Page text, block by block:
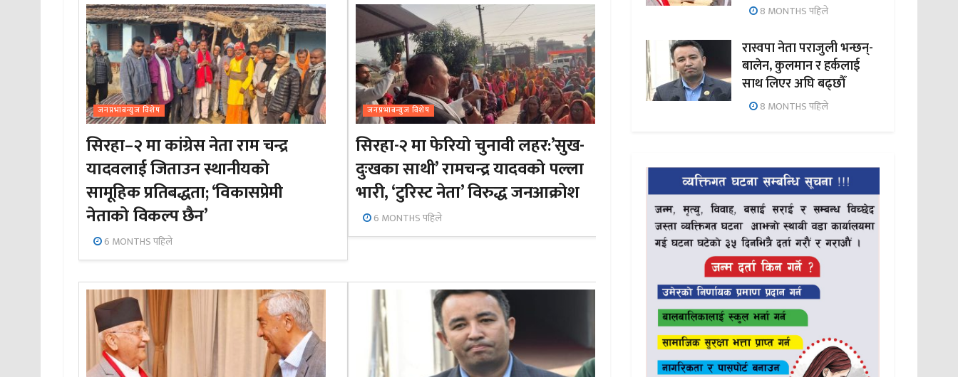
जनप्रभाबन्युज विशेष
सिरहा–२ मा कांग्रेस नेता राम चन्द्र
यादवलाई जिताउन स्थानीयको
सामूहिक प्रतिबद्धता; ‘विकासप्रेमी
नेताको विकल्प छैन’
6 MONTHS पहिले
जनप्रभाबन्युज विशेष
सिरहा-२ मा फेरियो चुनावी लहर:’सुख-
दुःखका साथी’ रामचन्द्र यादवको पल्ला
भारी, ‘टुरिस्ट नेता’ विरुद्ध जनआक्रोश
6 MONTHS पहिले
8 MONTHS पहिले
रास्वपा नेता पराजुली भन्छन्-
बालेन, कुलमान र हर्कलाई
साथ लिएर अघि बढ्छौँ
8 MONTHS पहिले